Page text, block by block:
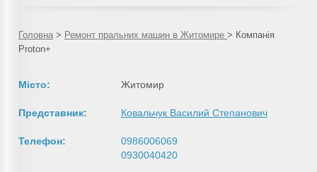
Головна > Ремонт пральних машин в Житомире > Компанія
Proton+
Місто: Житомир
Представник: Ковальчук Василий Степанович
Телефон:
0986006069
0930040420